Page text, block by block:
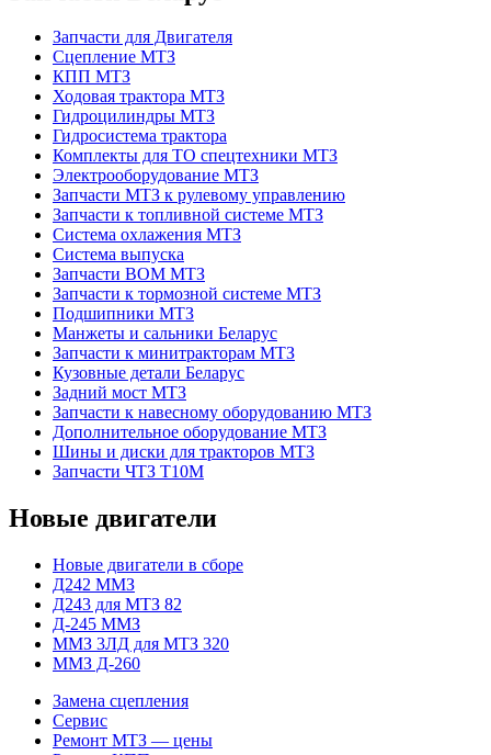
Запчасти для Двигателя
Сцепление МТЗ
КПП МТЗ
Ходовая трактора МТЗ
Гидроцилиндры МТЗ
Гидросистема трактора
Комплекты для ТО спецтехники МТЗ
Электрооборудование МТЗ
Запчасти МТЗ к рулевому управлению
Запчасти к топливной системе МТЗ
Система охлажения МТЗ
Система выпуска
Запчасти ВОМ МТЗ
Запчасти к тормозной системе МТЗ
Подшипники МТЗ
Манжеты и сальники Беларус
Запчасти к минитракторам МТЗ
Кузовные детали Беларус
Задний мост МТЗ
Запчасти к навесному оборудованию МТЗ
Дополнительное оборудование МТЗ
Шины и диски для тракторов МТЗ
Запчасти ЧТЗ Т10М
Новые двигатели
Новые двигатели в сборе
Д242 ММЗ
Д243 для МТЗ 82
Д-245 ММЗ
ММЗ 3ЛД для МТЗ 320
ММЗ Д-260
Замена сцепления
Сервис
Ремонт МТЗ — цены